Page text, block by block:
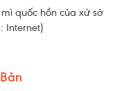
quốc hồn của xứ sở
Internet)